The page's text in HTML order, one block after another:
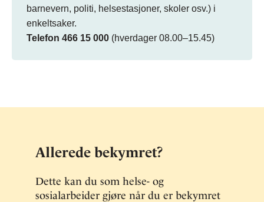
barnevern, politi, helsestasjoner, skoler osv.) i
enkeltsaker.
Telefon 466 15 000 (hverdager 08.00–15.45)
Allerede bekymret?
Dette kan du som helse- og
sosialarbeider gjøre når du er bekymret